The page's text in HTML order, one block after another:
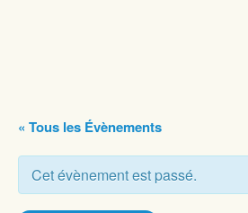
« Tous les Évènements
Cet évènement est passé.